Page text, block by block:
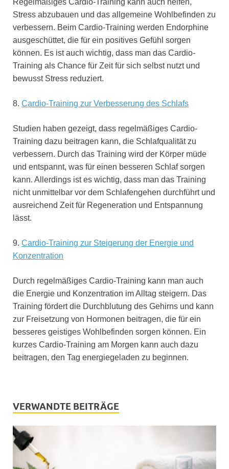
Regelmäßiges Cardio-Training kann auch helfen,
Stress abzubauen und das allgemeine Wohlbefinden zu
verbessern. Beim Cardio-Training werden Endorphine
ausgeschüttet, die für ein positives Gefühl sorgen
können. Es ist auch wichtig, dass man das Cardio-
Training als Chance für Zeit für sich selbst nutzt und
bewusst Stress reduziert.
8. Cardio-Training zur Verbesserung des Schlafs
Studien haben gezeigt, dass regelmäßiges Cardio-
Training dazu beitragen kann, die Schlafqualität zu
verbessern. Durch das Training wird der Körper müde
und entspannt, was für einen besseren Schlaf sorgen
kann. Allerdings ist es wichtig, dass man das Training
nicht unmittelbar vor dem Schlafengehen durchführt und
ausreichend Zeit für Regeneration und Entspannung
lässt.
9. Cardio-Training zur Steigerung der Energie und
Konzentration
Durch regelmäßiges Cardio-Training kann man auch
die Energie und Konzentration im Alltag steigern. Das
Training fördert die Durchblutung des Gehirns und kann
zur Freisetzung von Hormonen beitragen, die für ein
besseres geistiges Wohlbefinden sorgen können. Ein
kurzes Cardio-Training am Morgen kann auch dazu
beitragen, den Tag energiegeladen zu beginnen.
VERWANDTE BEITRÄGE